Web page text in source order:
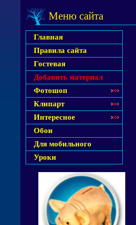
Меню сайта
Главная
Правила сайта
Гостевая
Добавить материал
Фотошоп
Клипарт
Интересное
Обои
Для мобильного
Уроки